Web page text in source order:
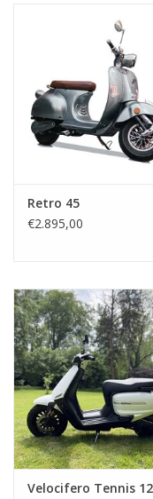
Retro 45
€2.895,00
Velocifero Tennis